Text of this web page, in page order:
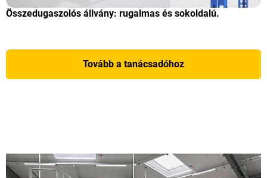
Összedugaszolós állvány: rugalmas és sokoldalú.
Tovább a tanácsadóhoz